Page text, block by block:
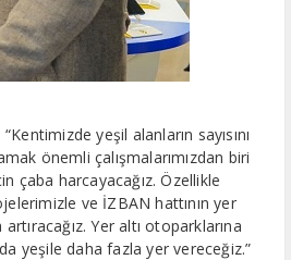
yeşil alanların sayısını
önemli çalışmalarımızdan biri
çaba harcayacağız. Özellikle
ve İZBAN hattının yer
Yer altı otoparklarına
yeşile daha fazla yer vereceğiz.”